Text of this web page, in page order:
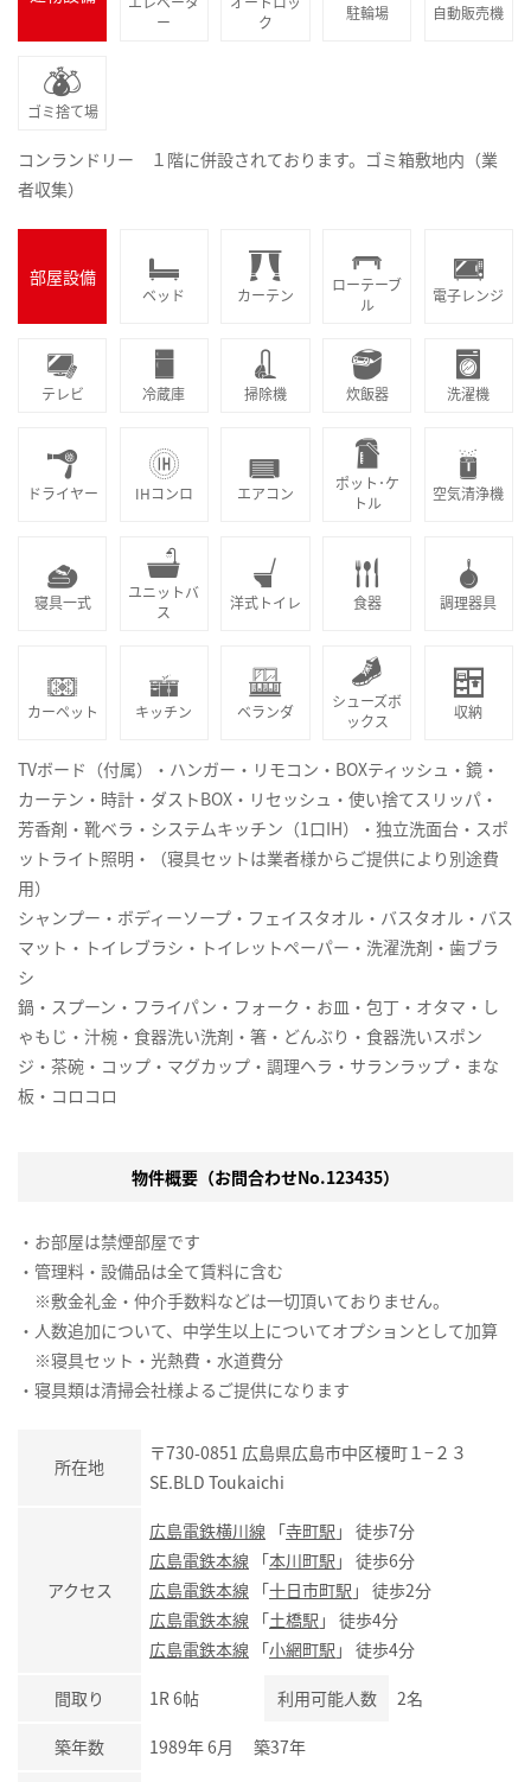
ー
ク
駐輪場 自動販売機
ゴミ捨て場
コンランドリー １階に併設されております。ゴミ箱敷地内（業
者収集）
部屋設備
ベッド カーテン
ローテーブ
ル
電子レンジ
テレビ 冷蔵庫 掃除機 炊飯器 洗濯機
ドライヤー IHコンロ エアコン
ポット･ケ
トル
空気清浄機
寝具一式
ユニットバ
ス
洋式トイレ 食器 調理器具
カーペット キッチン ベランダ
シューズボ
ックス
収納
TVボード（付属）・ハンガー・リモコン・BOXティッシュ・鏡・
カーテン・時計・ダストBOX・リセッシュ・使い捨てスリッパ・
芳香剤・靴ベラ・システムキッチン（1口IH）・独立洗面台・スポ
ットライト照明・（寝具セットは業者様からご提供により別途費
用）
シャンプー・ボディーソープ・フェイスタオル・バスタオル・バス
マット・トイレブラシ・トイレットペーパー・洗濯洗剤・歯ブラ
シ
鍋・スプーン・フライパン・フォーク・お皿・包丁・オタマ・し
ゃもじ・汁椀・食器洗い洗剤・箸・どんぶり・食器洗いスポン
ジ・茶碗・コップ・マグカップ・調理ヘラ・サランラップ・まな
板・コロコロ
物件概要（お問合わせNo.123435）
・お部屋は禁煙部屋です
・管理料・設備品は全て賃料に含む
※敷金礼金・仲介手数料などは一切頂いておりません。
・人数追加について、中学生以上についてオプションとして加算
※寝具セット・光熱費・水道費分
・寝具類は清掃会社様よるご提供になります
所在地
〒730-0851 広島県広島市中区榎町１−２３
SE.BLD Toukaichi
アクセス
広島電鉄横川線 「寺町駅 」 徒歩7分
広島電鉄本線 「本川町駅 」 徒歩6分
広島電鉄本線 「十日市町駅 」 徒歩2分
広島電鉄本線 「土橋駅 」 徒歩4分
広島電鉄本線 「小網町駅 」 徒歩4分
間取り 1R 6帖 利用可能人数 2名
築年数 1989年 6月 築37年